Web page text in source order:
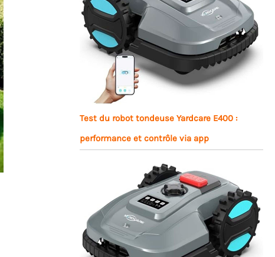
Test du robot tondeuse Yardcare E400 :
performance et contrôle via app